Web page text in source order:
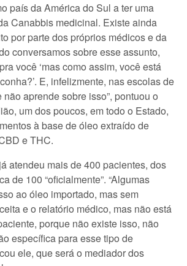
país da América do Sul a ter uma
Canabbis medicinal. Existe ainda
por parte dos próprios médicos e da
conversamos sobre esse assunto,
você ‘mas como assim, você está
E, infelizmente, nas escolas de
aprende sobre isso”, pontuou o
um dos poucos, em todo o Estado,
à base de óleo extraído de
e THC.
atendeu mais de 400 pacientes, dos
de 100 “oficialmente”. “Algumas
ao óleo importado, mas sem
e o relatório médico, mas não está
porque não existe isso, não
específica para esse tipo de
ele, que será o mediador dos